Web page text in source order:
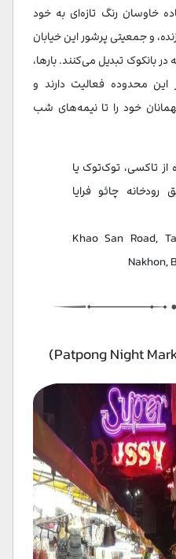
خاوسان رنگ تازه‌ای به خود
و جمعیتی پرشور این خیابان
در بانکوک تبدیل می‌کنند. بارها،
محدوده فعالیت دارند و
خود را تا نیمه‌های شب
از تاکسی، توک‌توک یا
چائو فرایا
Khao San Road,
Nakhon,